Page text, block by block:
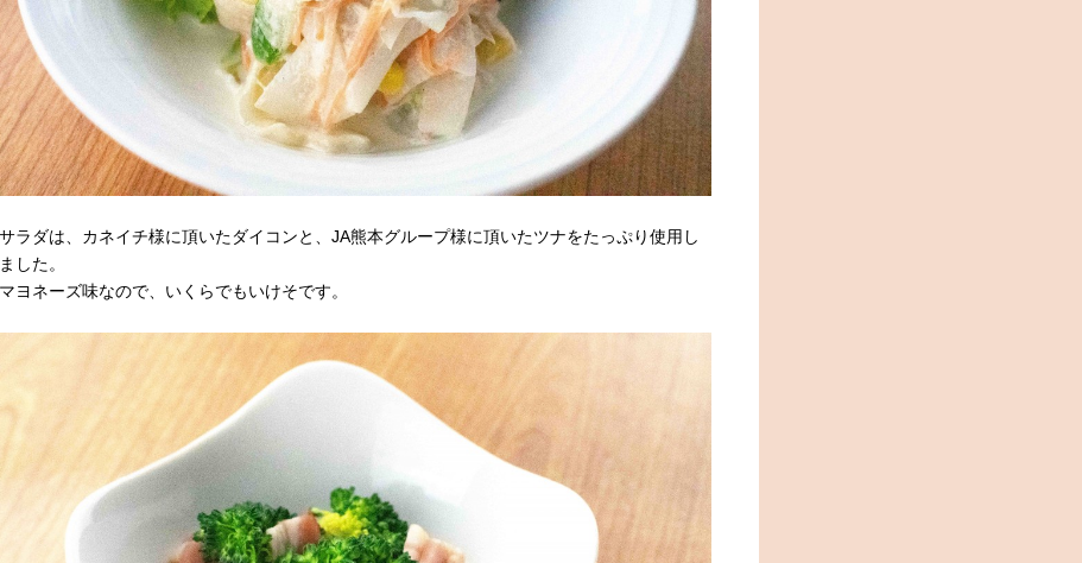
サラダは、カネイチ様に頂いたダイコンと、JA熊本グループ様に頂いたツナをたっぷり使用し
ました。
マヨネーズ味なので、いくらでもいけそです。